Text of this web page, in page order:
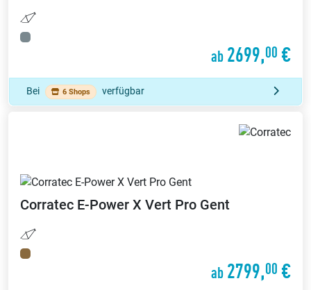
ab 2699,00 €
Bei 6 Shops verfügbar
Corratec E-Power X Vert Pro Gent
ab 2799,00 €